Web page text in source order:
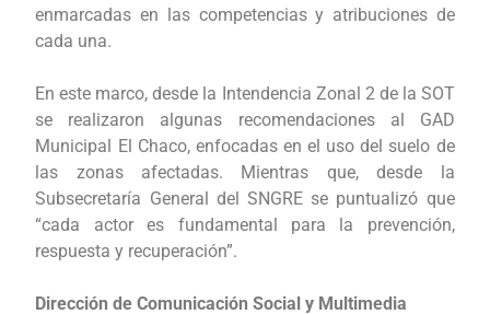
enmarcadas en las competencias y atribuciones de
cada una.
En este marco, desde la Intendencia Zonal 2 de la SOT
se realizaron algunas recomendaciones al GAD
Municipal El Chaco, enfocadas en el uso del suelo de
las zonas afectadas. Mientras que, desde la
Subsecretaría General del SNGRE se puntualizó que
“cada actor es fundamental para la prevención,
respuesta y recuperación”.
Dirección de Comunicación Social y Multimedia